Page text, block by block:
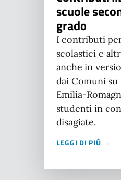
scuole
grado
I contributi
scolastici e
anche in
dai Comuni
Emilia-
studenti in
disagiate.
LEGGI DI PIÙ →